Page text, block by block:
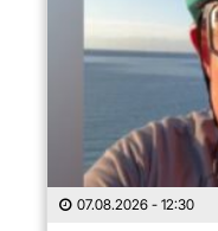
07.08.2026 - 12:30